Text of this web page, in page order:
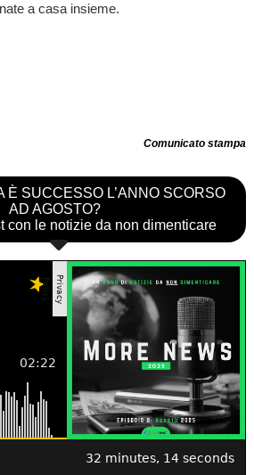
a casa insieme.
Comunicato stampa
È SUCCESSO L’ANNO SCORSO
AD AGOSTO?
con le notizie da non dimenticare